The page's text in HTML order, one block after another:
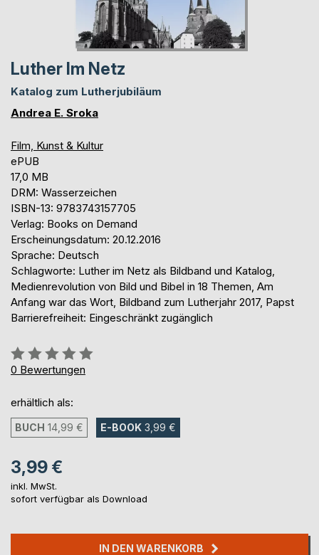
Luther Im Netz
Katalog zum Lutherjubiläum
Andrea E. Sroka
Film, Kunst & Kultur
ePUB
17,0 MB
DRM: Wasserzeichen
ISBN-13: 9783743157705
Verlag: Books on Demand
Erscheinungsdatum: 20.12.2016
Sprache: Deutsch
Schlagworte: Luther im Netz als Bildband und Katalog,
Medienrevolution von Bild und Bibel in 18 Themen, Am
Anfang war das Wort, Bildband zum Lutherjahr 2017, Papst
Barrierefreiheit: Eingeschränkt zugänglich
Bewertung::
0%
0 Bewertungen
erhältlich als:
BUCH 14,99 € E-BOOK 3,99 €
3,99 €
inkl. MwSt.
sofort verfügbar als Download
IN DEN WARENKORB